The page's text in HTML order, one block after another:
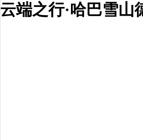
云端之行·哈巴雪山